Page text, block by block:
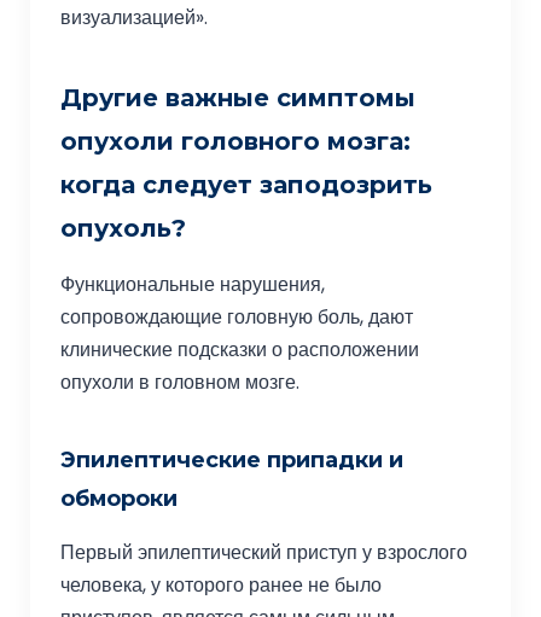
визуализацией».
Другие важные симптомы
опухоли головного мозга:
когда следует заподозрить
опухоль?
Функциональные нарушения,
сопровождающие головную боль, дают
клинические подсказки о расположении
опухоли в головном мозге.
Эпилептические припадки и
обмороки
Первый эпилептический приступ у взрослого
человека, у которого ранее не было